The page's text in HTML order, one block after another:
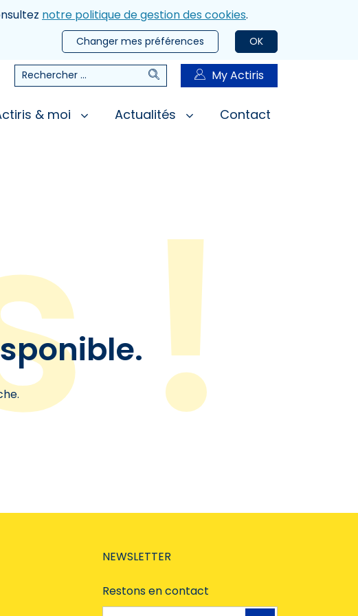
notre politique de gestion des cookies.
OK
Changer mes préférences
Rechercher RechercherMy Actiris
& moi Actualités Contact
NEWSLETTER
Restons en contact